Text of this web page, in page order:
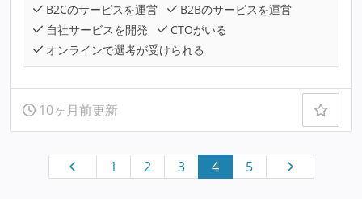
B2Cのサービスを運営
B2Bのサービスを運営
自社サービスを開発
CTOがいる
オンラインで選考が受けられる
10ヶ月前更新
1 2 3 4 5